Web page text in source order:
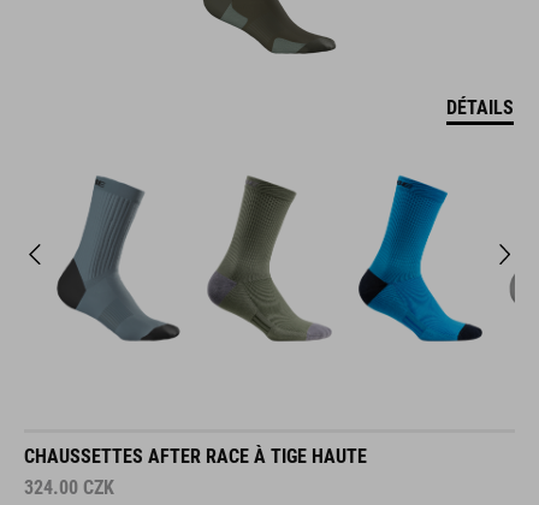
DÉTAILS
CHAUSSETTES AFTER RACE À TIGE HAUTE
324.00 CZK